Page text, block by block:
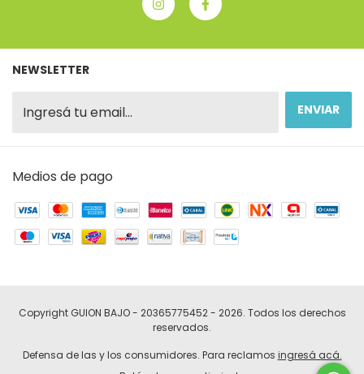
NEWSLETTER
Medios de pago
Copyright GUION BAJO - 20365775452 - 2026. Todos los derechos
reservados.
Defensa de las y los consumidores. Para reclamos ingresá acá.